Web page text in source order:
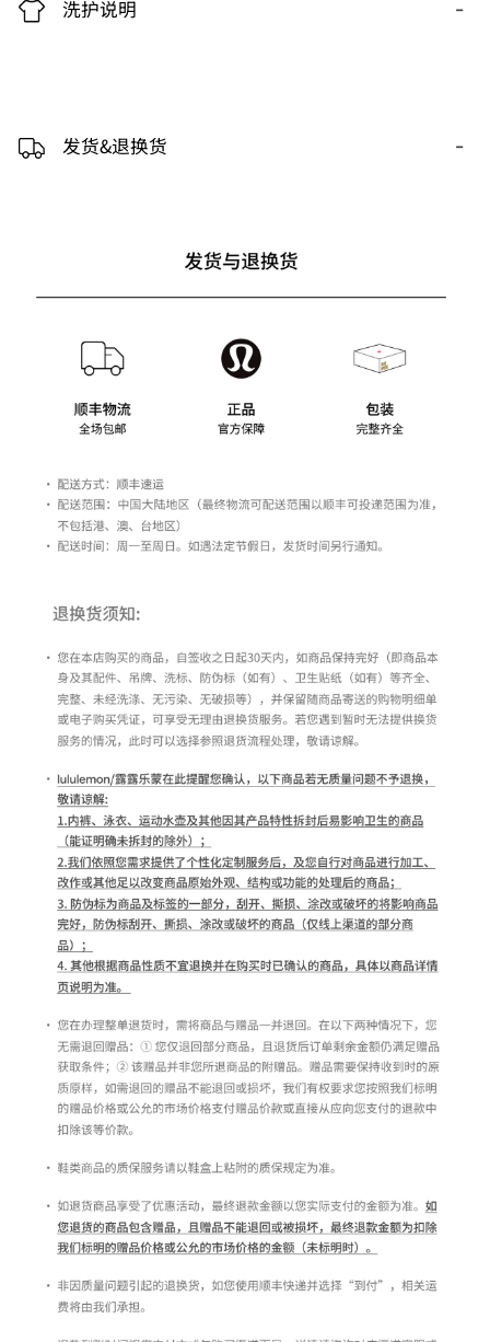
洗护说明
发货&退换货 -